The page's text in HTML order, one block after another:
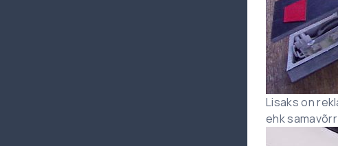
Lisaks on
ehk